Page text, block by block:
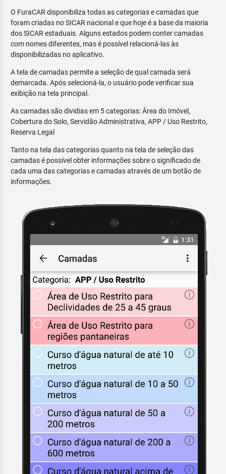
O FuraCAR disponibiliza todas as categorias e camadas que
foram criadas no SICAR nacional e que hoje é a base da maioria
dos SICAR estaduais. Alguns estados podem conter camadas
com nomes diferentes, mas é possível relacioná-las às
disponibilizadas no aplicativo.
A tela de camadas permite a seleção de qual camada será
demarcada. Após selecioná-la, o usuário pode verificar sua
exibição na tela principal.
As camadas são dividias em 5 categorias: Área do Imóvel,
Cobertura do Solo, Servidão Administrativa, APP / Uso Restrito,
Reserva Legal
Tanto na tela das categorias quanto na tela de seleção das
camadas é possível obter informações sobre o significado de
cada uma das categorias e camadas através de um botão de
informações.